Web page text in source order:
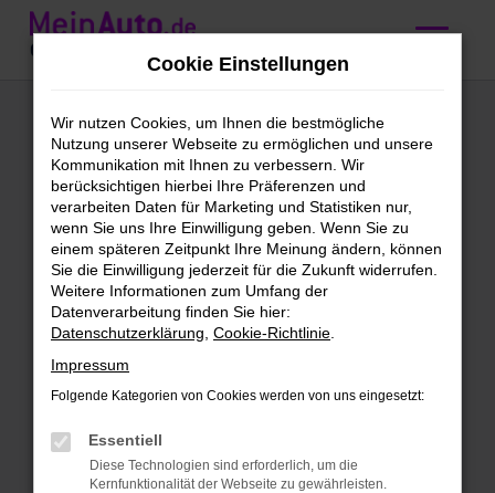
Zum
Hauptinhalt
Audi A5 kaufen mit
Lieferservice nach
Reutlingen
Wir bieten günstige Audi A5 für
Reutlingen
Schleichst du bereits um einen Audi A5
herum und möchtest bald mit diesem
Modell in Reutlingen unterwegs sein?
wir bieten dieses erstklassige Fahrzeug
zu einem sensationellen Preis. Bei
Cookie Einstellungen
Wir nutzen Cookies, um Ihnen die bestmögliche
Nutzung unserer Webseite zu ermöglichen und unsere
Kommunikation mit Ihnen zu verbessern. Wir
berücksichtigen hierbei Ihre Präferenzen und
verarbeiten Daten für Marketing und Statistiken nur,
wenn Sie uns Ihre Einwilligung geben. Wenn Sie zu
einem späteren Zeitpunkt Ihre Meinung ändern, können
Sie die Einwilligung jederzeit für die Zukunft widerrufen.
Weitere Informationen zum Umfang der
Datenverarbeitung finden Sie hier:
Datenschutzerklärung Cookie-Richtlinie
Impressum
Folgende Kategorien von Cookies werden von uns eingesetzt:
Essentiell
Diese Technologien sind erforderlich, um die
Kernfunktionalität der Webseite zu gewährleisten.